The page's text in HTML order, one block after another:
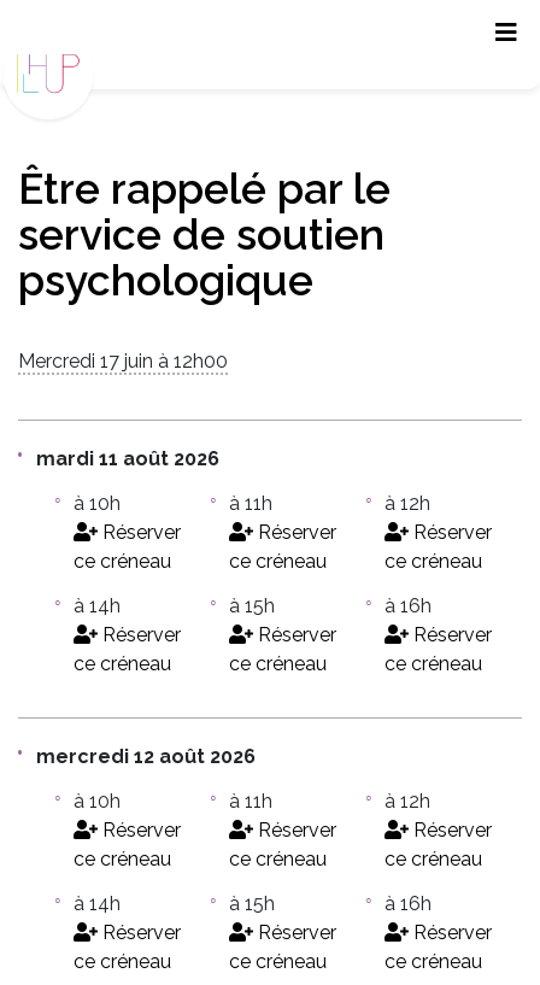
Être rappelé par le
service de soutien
psychologique
Mercredi 17 juin à 12h00
mardi 11 août 2026
à 10h
Réserver
ce créneau
à 11h
Réserver
ce créneau
à 12h
Réserver
ce créneau
à 14h
Réserver
ce créneau
à 15h
Réserver
ce créneau
à 16h
Réserver
ce créneau
mercredi 12 août 2026
à 10h
Réserver
ce créneau
à 11h
Réserver
ce créneau
à 12h
Réserver
ce créneau
à 14h
Réserver
ce créneau
à 15h
Réserver
ce créneau
à 16h
Réserver
ce créneau